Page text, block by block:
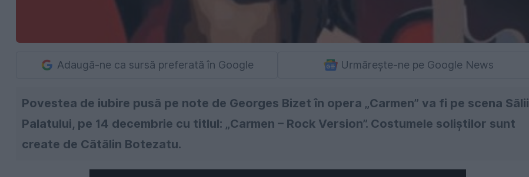
Adaugă-ne ca sursă preferată în Google Urmărește-ne pe Google News
Povestea de iubire pusă pe note de Georges Bizet în opera „Carmen” va fi pe scena Sălii
Palatului, pe 14 decembrie cu titlul: „Carmen – Rock Version”. Costumele soliștilor sunt
create de Cătălin Botezatu.